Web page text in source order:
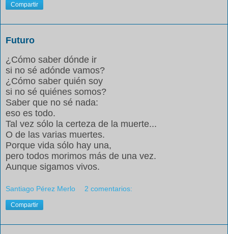
Compartir
Futuro
¿Cómo saber dónde ir
si no sé adónde vamos?
¿Cómo saber quién soy
si no sé quiénes somos?
Saber que no sé nada:
eso es todo.
Tal vez sólo la certeza de la muerte...
O de las varias muertes.
Porque vida sólo hay una,
pero todos morimos más de una vez.
Aunque sigamos vivos.
Santiago Pérez Merlo 2 comentarios:
Compartir